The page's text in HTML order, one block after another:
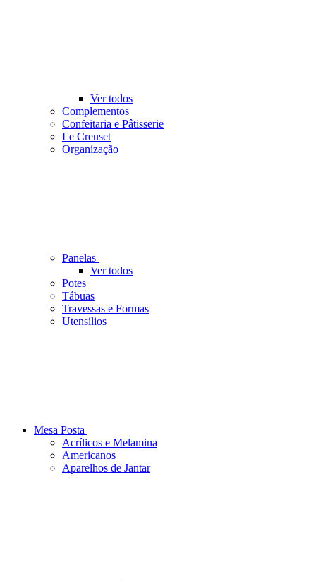
Ver todos
Complementos
Confeitaria e Pâtisserie
Le Creuset
Organização
Panelas
Ver todos
Potes
Tábuas
Travessas e Formas
Utensílios
Mesa Posta
Acrílicos e Melamina
Americanos
Aparelhos de Jantar